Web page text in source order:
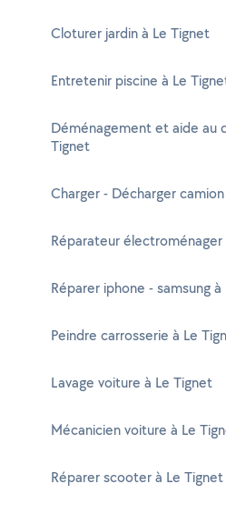
Cloturer jardin à Le Tignet
Entretenir piscine à Le
Déménagement et aide au
Tignet
Charger - Décharger
Réparateur électroménager
Réparer iphone - samsung
Peindre carrosserie à Le
Lavage voiture à Le Tignet
Mécanicien voiture à Le
Réparer scooter à Le Tignet